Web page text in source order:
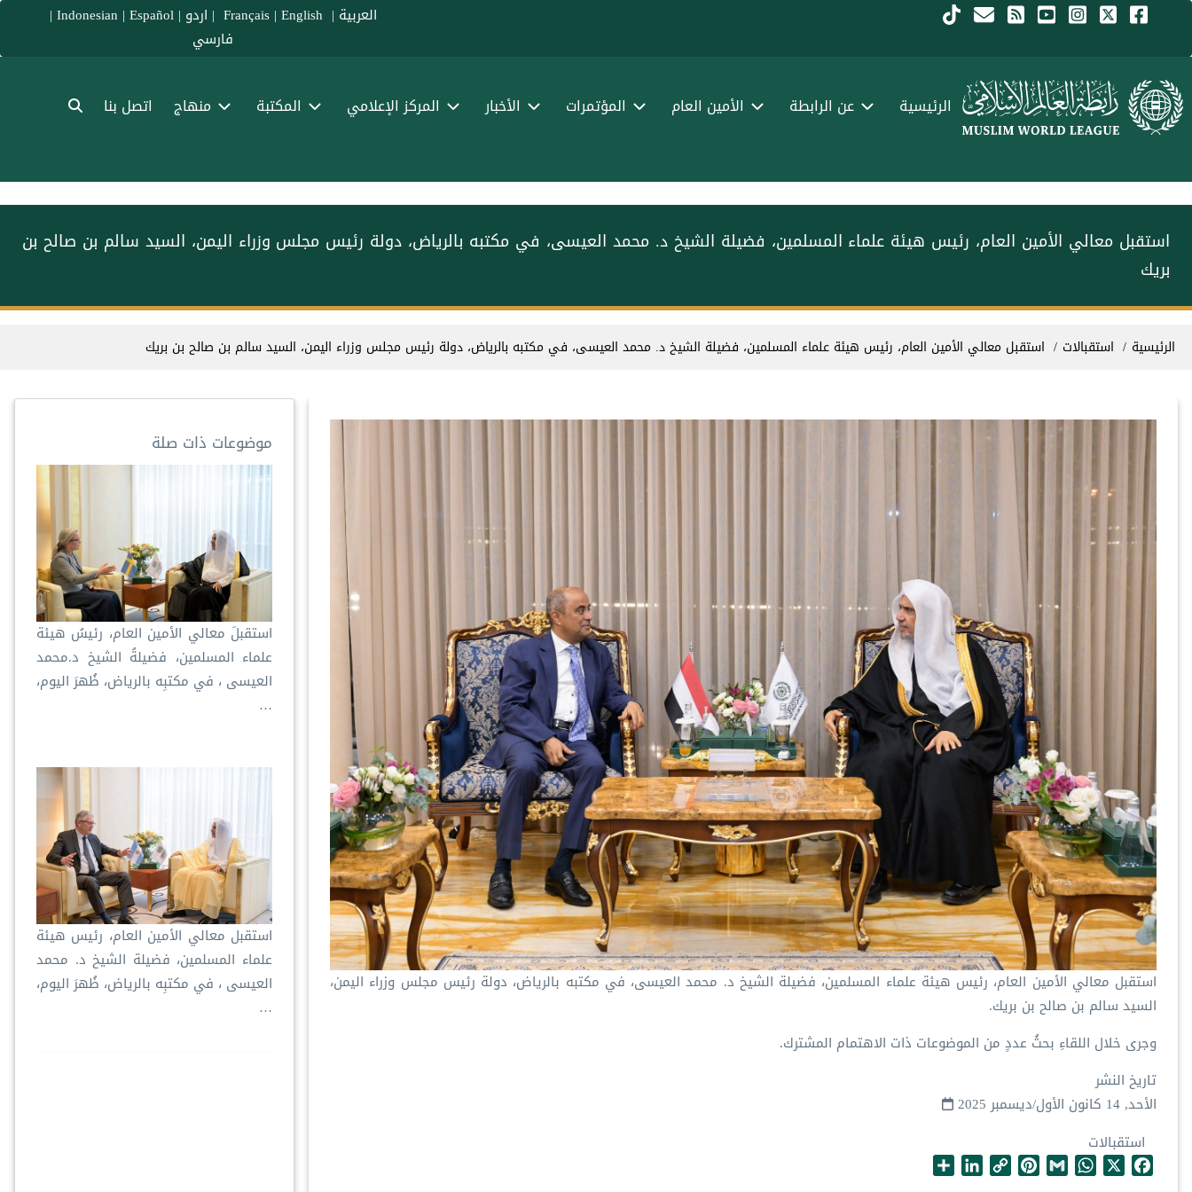
تجاوز إلى المحتوى الرئيسي العربية |
Français
| English
| اردو |
Indonesian | Español
|
فارسي
Menu Arabic الرئيسية عن الرابطة الأمين العام المؤتمرات الأخبار المركز الإعلامي المكتبة منهاج اتصل بنا
استقبل معالي الأمين العام، رئيس هيئة علماء المسلمين، فضيلة الشيخ د. ⁧‫محمد العيسى‬⁩‬⁩، في مكتبه بالرياض، دولة رئيس مجلس وزراء اليمن، السيد سالم بن صالح بن
بريك
مسار التنقل
الرئيسية استقبالات استقبل معالي الأمين العام، رئيس هيئة علماء المسلمين، فضيلة الشيخ د. ⁧‫محمد العيسى‬⁩‬⁩، في مكتبه بالرياض، دولة رئيس مجلس وزراء اليمن، السيد سالم بن صالح بن بريك
‏استقبل معالي الأمين العام، رئيس هيئة علماء المسلمين، فضيلة الشيخ د. ⁧‫محمد العيسى‬⁩‬⁩، في مكتبه بالرياض، دولة رئيس مجلس وزراء اليمن،
السيد سالم بن صالح بن بريك.
‏وجرى خلال اللقاءِ بحثُ عددٍ من الموضوعات ذات الاهتمام المشترك.
تاريخ النشر
الأحد, 14 كانون الأول/ديسمبر 2025
استقبالات
F
X
W
G
P
C
L
موضوعات ذات صلة
استقبلَ معالي الأمين العام، رئيسُ هيئة
علماء المسلمين، فضيلةُ الشيخ د.⁧‫محمد
العيسى‬⁩ ‬⁩، في مكتبِه بالرياض، ظُهرَ اليوم،
…
استقبل معالي الأمين العام، رئيس هيئة
علماء المسلمين، فضيلة الشيخ د. ⁧‫محمد
العيسى‬⁩ ‬⁩، في مكتبِه بالرياض، ظُهرَ اليوم،
…